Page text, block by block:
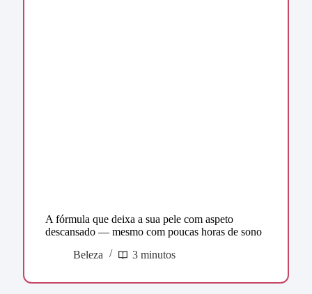
A fórmula que deixa a sua pele com aspeto
descansado — mesmo com poucas horas de sono
Beleza
3 minutos